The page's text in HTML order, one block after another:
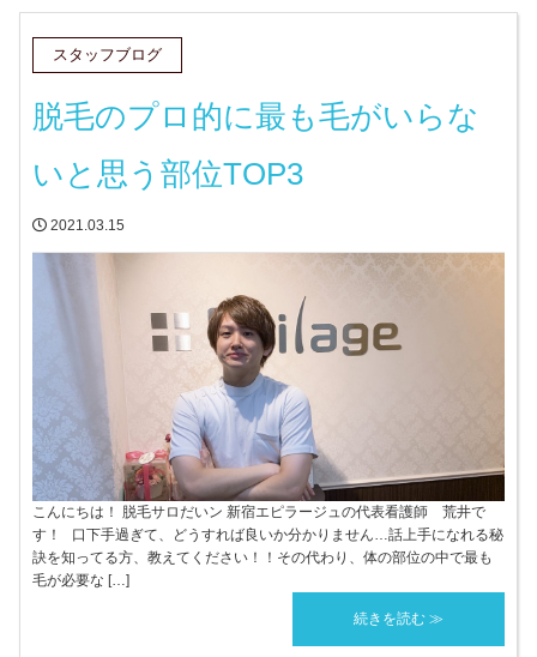
スタッフブログ
脱毛のプロ的に最も毛がいらな
いと思う部位TOP3
2021.03.15
こんにちは！ 脱毛サロだいン 新宿エピラージュの代表看護師 荒井で
す！ 口下手過ぎて、どうすれば良いか分かりません…話上手になれる秘
訣を知ってる方、教えてください！！その代わり、体の部位の中で最も
毛が必要な […]
続きを読む ≫